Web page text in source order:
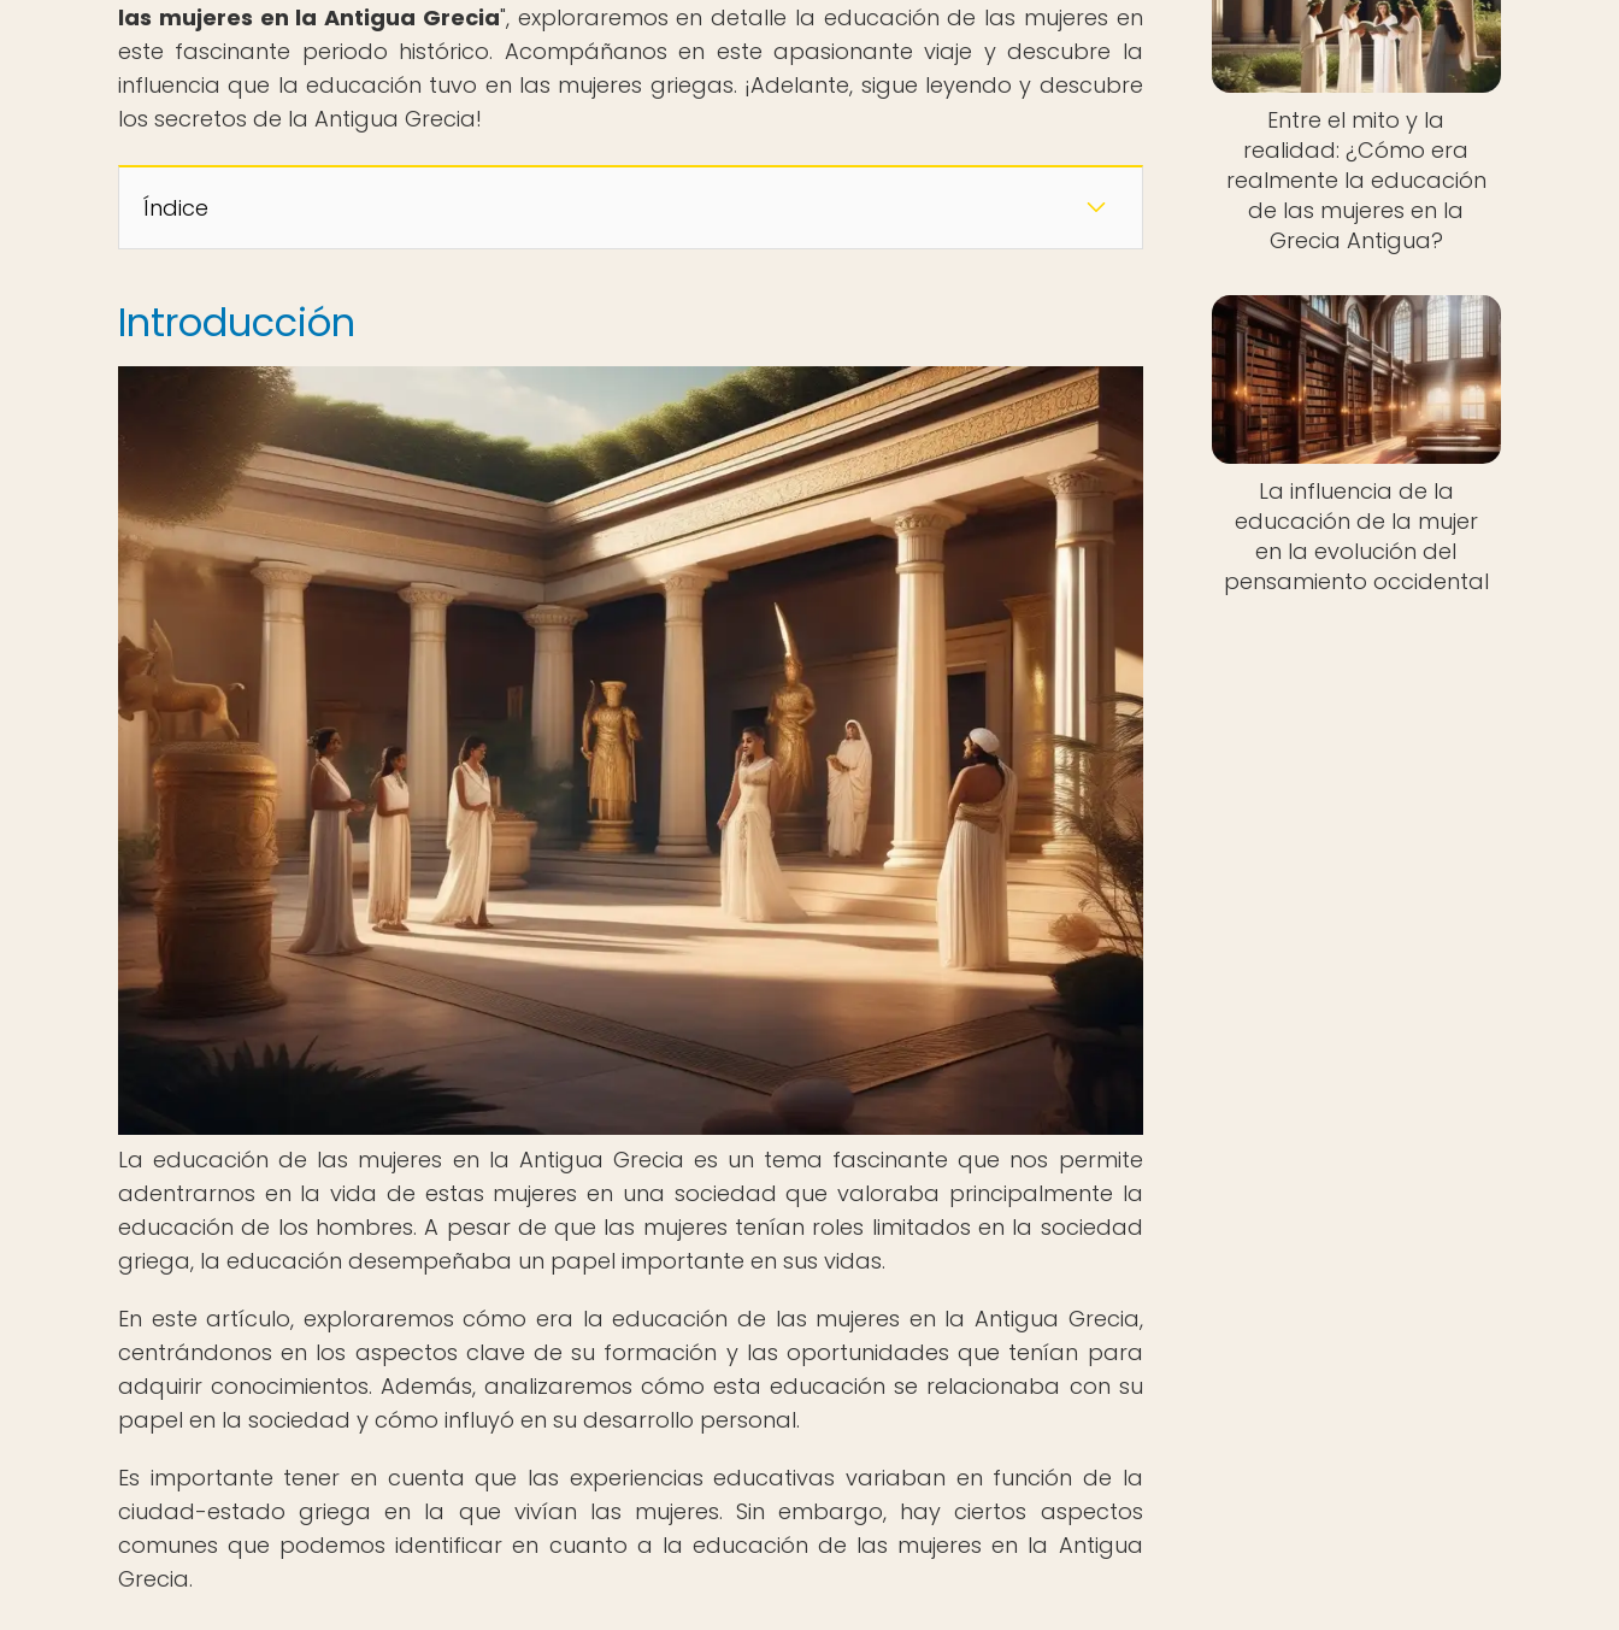
las mujeres en la Antigua Grecia", exploraremos en detalle la educación de las mujeres en
este fascinante periodo histórico. Acompáñanos en este apasionante viaje y descubre la
influencia que la educación tuvo en las mujeres griegas. ¡Adelante, sigue leyendo y descubre
los secretos de la Antigua Grecia!
Índice
Introducción
La educación de las mujeres en la Antigua Grecia es un tema fascinante que nos permite
adentrarnos en la vida de estas mujeres en una sociedad que valoraba principalmente la
educación de los hombres. A pesar de que las mujeres tenían roles limitados en la sociedad
griega, la educación desempeñaba un papel importante en sus vidas.
En este artículo, exploraremos cómo era la educación de las mujeres en la Antigua Grecia,
centrándonos en los aspectos clave de su formación y las oportunidades que tenían para
adquirir conocimientos. Además, analizaremos cómo esta educación se relacionaba con su
papel en la sociedad y cómo influyó en su desarrollo personal.
Es importante tener en cuenta que las experiencias educativas variaban en función de la
ciudad-estado griega en la que vivían las mujeres. Sin embargo, hay ciertos aspectos
comunes que podemos identificar en cuanto a la educación de las mujeres en la Antigua
Grecia.
Entre el mito y la
realidad: ¿Cómo era
realmente la educación
de las mujeres en la
Grecia Antigua?
La influencia de la
educación de la mujer
en la evolución del
pensamiento occidental